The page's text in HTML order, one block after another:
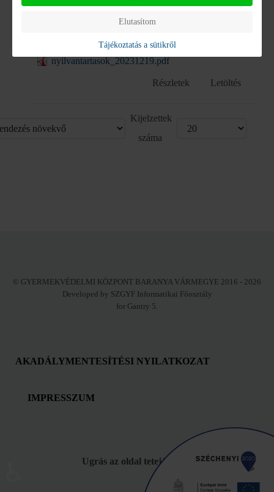
Letöltés
Részletek
Nyilvántartások
nyilvantartasok_20231219.pdf
Letöltés
Részletek
Kijelzettek
száma
© GYERMEKVÉDELMI KÖZPONT BARANYA VÁRMEGYE 2016 - 2026
Developed by SZGYF Informatikai Főosztály
for Gantry 5.
AKADÁLYMENTESÍTÉSI NYILATKOZAT
IMPRESSZUM
Ugrás az oldal tetejére!
Elutasítom
Tájékoztatás a sütikről